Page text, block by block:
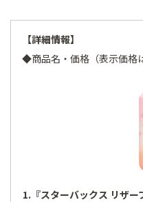
【詳細情報】
◆商品名・価格（表示価格
1.『スターバックス リザー